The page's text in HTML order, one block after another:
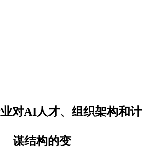
对AI人才、组织架构和计
谋结构的变